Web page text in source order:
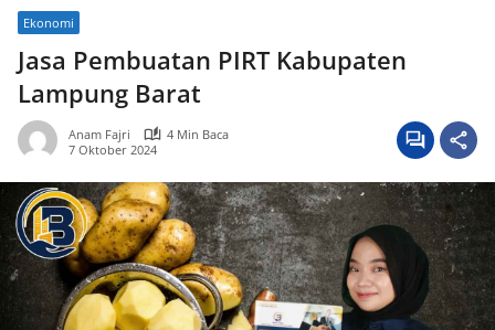
Ekonomi
Jasa Pembuatan PIRT Kabupaten
Lampung Barat
Anam Fajri
4 Min Baca
7 Oktober 2024